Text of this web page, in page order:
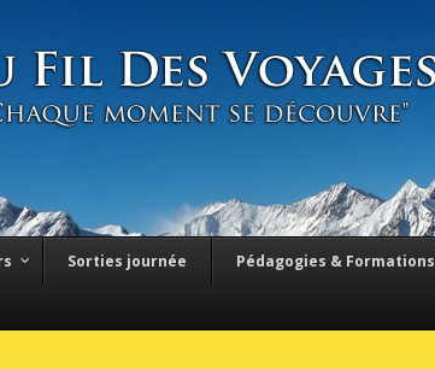
Sorties journée Pédagogies & Formations